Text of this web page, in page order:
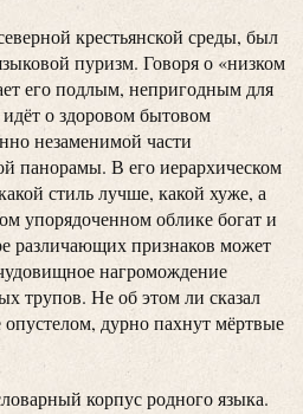
крестьянской среды, был
пуризм. Говоря о «низком
его подлым, непригодным для
о здоровом бытовом
незаменимой части
панорамы. В его иерархическом
стиль лучше, какой хуже, а
упорядоченном облике богат и
различающих признаков может
нагромождение
трупов. Не об этом ли сказал
дурно пахнут мёртвые
корпус родного языка.